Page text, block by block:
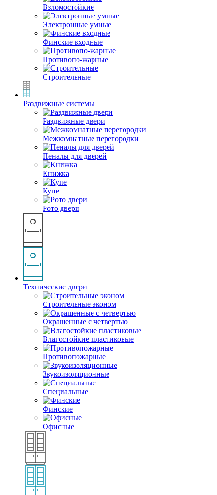
Взломостойкие
Электронные умные
Финские входные
Противопо-жарные
Строительные
Раздвижные системы
Раздвижные двери
Межкомнатные перегородки
Пеналы для дверей
Книжка
Купе
Рото двери
Технические двери
Строительные эконом
Окрашенные с четвертью
Влагостойкие пластиковые
Противопожарные
Звукоизоляционные
Специальные
Финские
Офисные